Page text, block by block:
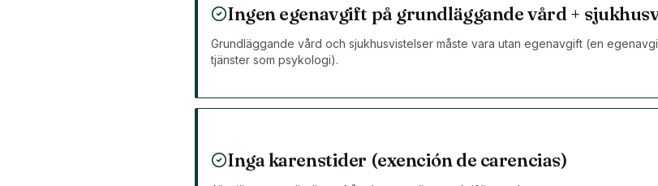
Ingen egenavgift på grundläggande vård +
Grundläggande vård och sjukhusvistelser måste vara utan egenavgift (en
tjänster som psykologi).
Inga karenstider (exención de carencias)